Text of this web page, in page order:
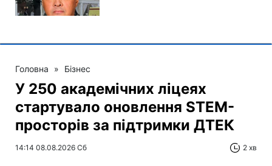
Головна » Бізнес
У 250 академічних ліцеях
стартувало оновлення STEM-
просторів за підтримки ДТЕК​‌
14:14 08.08.2026 Сб 2 хв